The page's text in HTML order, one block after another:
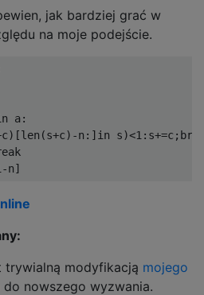
jak bardziej grać w
na moje podejście.
a:
c)[len (s+c)-n :] in s)<1 : s+=c ;
-n]
trywialną modyfikacją mojego
do nowszego wyzwania.